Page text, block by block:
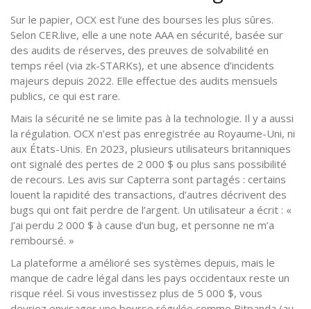
Sur le papier, OCX est l’une des bourses les plus sûres.
Selon CER.live, elle a une note AAA en sécurité, basée sur
des audits de réserves, des preuves de solvabilité en
temps réel (via zk-STARKs), et une absence d’incidents
majeurs depuis 2022. Elle effectue des audits mensuels
publics, ce qui est rare.
Mais la sécurité ne se limite pas à la technologie. Il y a aussi
la régulation. OCX n’est pas enregistrée au Royaume-Uni, ni
aux États-Unis. En 2023, plusieurs utilisateurs britanniques
ont signalé des pertes de 2 000 $ ou plus sans possibilité
de recours. Les avis sur Capterra sont partagés : certains
louent la rapidité des transactions, d’autres décrivent des
bugs qui ont fait perdre de l’argent. Un utilisateur a écrit : «
J’ai perdu 2 000 $ à cause d’un bug, et personne ne m’a
remboursé. »
La plateforme a amélioré ses systèmes depuis, mais le
manque de cadre légal dans les pays occidentaux reste un
risque réel. Si vous investissez plus de 5 000 $, vous